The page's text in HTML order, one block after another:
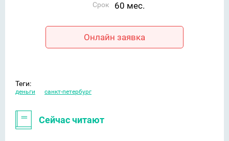
Срок 60 мес.
Онлайн заявка
Теги:
деньги санкт-петербург
Сейчас читают